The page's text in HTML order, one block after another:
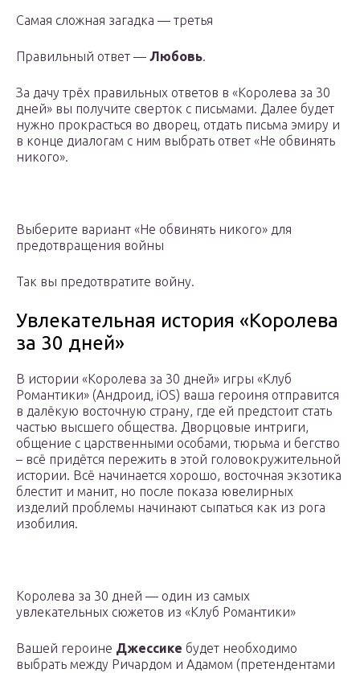
Самая сложная загадка — третья
Правильный ответ — Любовь.
За дачу трёх правильных ответов в «Королева за 30
дней» вы получите сверток с письмами. Далее будет
нужно прокрасться во дворец, отдать письма эмиру и
в конце диалогам с ним выбрать ответ «Не обвинять
никого».
Выберите вариант «Не обвинять никого» для
предотвращения войны
Так вы предотвратите войну.
Увлекательная история «Королева
за 30 дней»
В истории «Королева за 30 дней» игры «Клуб
Романтики» (Андроид, iOS) ваша героиня отправится
в далёкую восточную страну, где ей предстоит стать
частью высшего общества. Дворцовые интриги,
общение с царственными особами, тюрьма и бегство
– всё придётся пережить в этой головокружительной
истории. Всё начинается хорошо, восточная экзотика
блестит и манит, но после показа ювелирных
изделий проблемы начинают сыпаться как из рога
изобилия.
Королева за 30 дней — один из самых
увлекательных сюжетов из «Клуб Романтики»
Вашей героине Джессике будет необходимо
выбрать между Ричардом и Адамом (претендентами